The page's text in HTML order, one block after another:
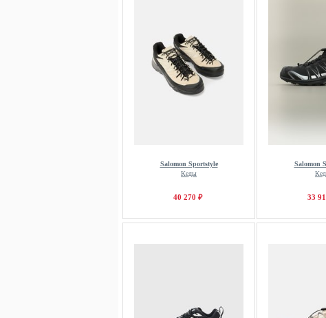
Salomon Sportstyle
Кеды
40 270 ₽
Salomon
33